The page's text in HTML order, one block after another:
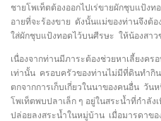
ชายโพเท็ตต้องออกไปเร่ขายผักชุบแป้ง
อายที่จะร้องขาย ดังนั้นแม่ของท่านจึงต้
ใส่ผักชุบแป้งทอดไว้บนศีรษะ ให้น้องสาว
เนื่องจากท่านมีภาระต้องช่วยหาเลี้ยงคร
เท่านั้น ครอบครัวของท่านไม่มีที่ดินทำกิ
ตกจากการเก็บเกี่ยวในนาของคนอื่น วัน
โพเท็ตพบปลาเล็ก ๆ อยู่ในสระน้ำที่กำลัง
ปล่อยลงสระน้ำในหมู่บ้าน เมื่อมารดาขอ